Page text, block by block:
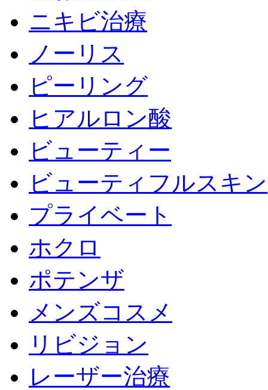
ニキビ治療
ノーリス
ピーリング
ヒアルロン酸
ビューティー
ビューティフルスキン
プライベート
ホクロ
ポテンザ
メンズコスメ
リビジョン
レーザー治療